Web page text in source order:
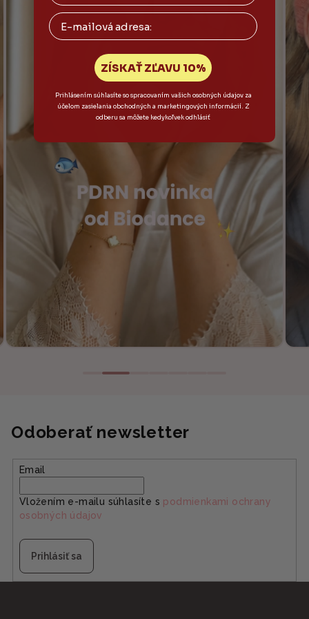
Odoberať newsletter
Email
Vložením e-mailu súhlasíte s podmienkami ochrany
osobných údajov
Prihlásiť sa
Email
ZÍSKAŤ ZĽAVU 10%
Prihlásením súhlasíte so spracovaním vašich osobných údajov za
účelom zasielania obchodných a marketingových informácií. Z
odberu sa môžete kedykoľvek odhlásiť